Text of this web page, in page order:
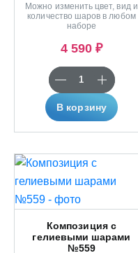
Можно изменить цвет, вид и
количество шаров в любом
наборе
4 590 ₽
В корзину
Композиция с
гелиевыми шарами
№559